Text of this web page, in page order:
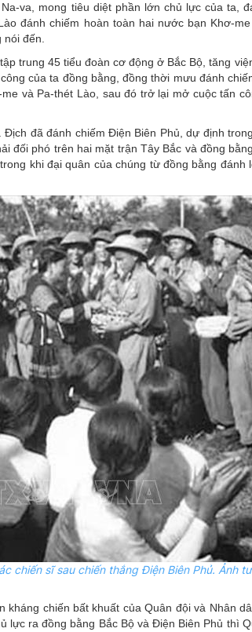
va, mong tiêu diệt phần lớn chủ lực của ta,
đánh chiếm hoàn toàn hai nước bạn Khơ-
đến.
trung 45 tiểu đoàn cơ động ở Bắc Bộ, tăng
của ta đồng bằng, đồng thời mưu đánh
và Pa-thét Lào, sau đó trở lại mở cuộc tấn
đã đánh chiếm Điện Biên Phủ, dự định
đối phó trên hai mặt trận Tây Bắc và đồng
khi đại quân của chúng từ đồng bằng
chiến sĩ sau chiến thắng Điện Biên Phủ. Ảnh
chiến bất khuất của Quân đội và Nhân
ra đồng bằng Bắc Bộ và Điện Biên Phủ thì